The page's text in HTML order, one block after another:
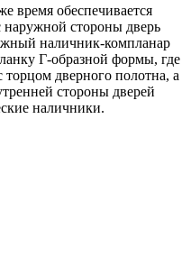
время обеспечивается
наружной стороны дверь
наличник-компланар
Г-образной формы, где
торцом дверного полотна, а
стороны дверей
наличники.